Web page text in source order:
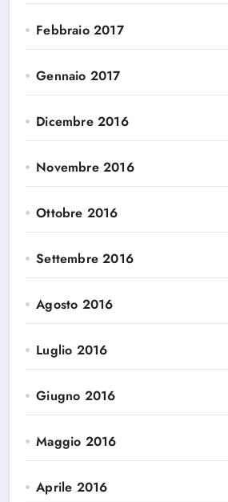
Febbraio 2017
Gennaio 2017
Dicembre 2016
Novembre 2016
Ottobre 2016
Settembre 2016
Agosto 2016
Luglio 2016
Giugno 2016
Maggio 2016
Aprile 2016